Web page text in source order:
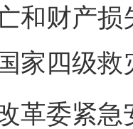
和财产
家四级救
委紧急
一